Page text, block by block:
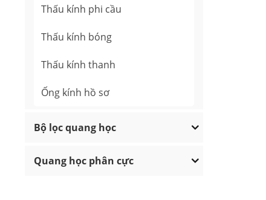
Thấu kính phi cầu
Thấu kính bóng
Thấu kính thanh
Ống kính hồ sơ
Bộ lọc quang học
Quang học phân cực